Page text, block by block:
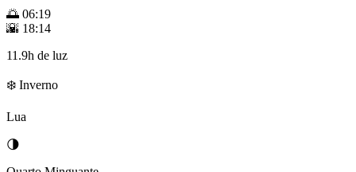
🌅 06:19
🌇 18:14
11.9h de luz
❄️ Inverno
Lua
🌗